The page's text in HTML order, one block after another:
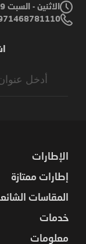
الاثنين - السبت 9 صباحًا إلى 8 مساءً | الأحد 9 صباحًا إلى 6 مساءً
الإطارات
إطارات ممتازة
المقاسات
خدمات
معلومات